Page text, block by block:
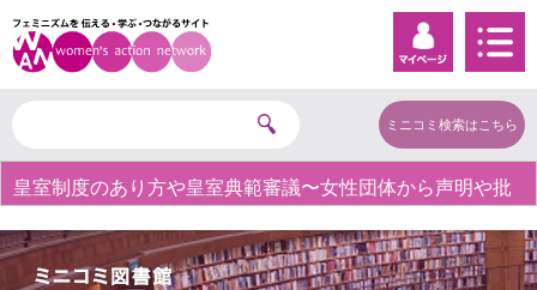
ミニコミ検索はこちら
皇室制度のあり方や皇室典範審議〜女性団体から声明や批